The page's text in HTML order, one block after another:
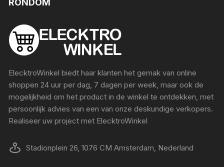
ElecktroWinkel biedt haar klanten het gemak van online
shoppen 24 uur per dag, 7 dagen per week, maar ook de
mogelijkheid om het product in de winkel te ontdekken, met
persoonlijk advies van een van onze deskundige verkopers.
Realiseer uw project met ElecktroWinkel
Stadionplein 26, 1076 CM Amsterdam, Nederland